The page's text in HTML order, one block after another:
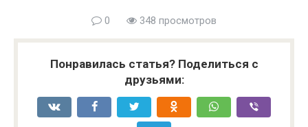
0 348 просмотров
Понравилась статья? Поделиться с
друзьями: